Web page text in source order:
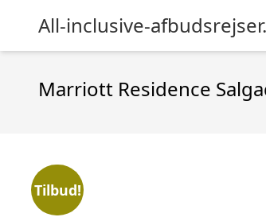
All-inclusive-
Marriott Residence
Tilbud!